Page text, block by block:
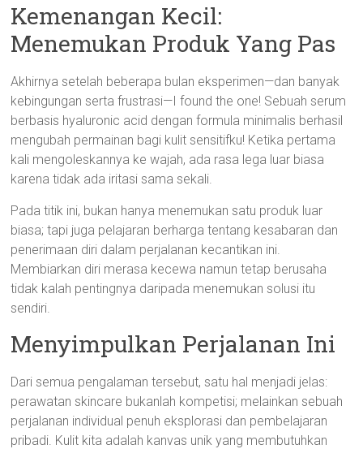
Kemenangan Kecil:
Menemukan Produk Yang Pas
Akhirnya setelah beberapa bulan eksperimen—dan banyak
kebingungan serta frustrasi—I found the one! Sebuah serum
berbasis hyaluronic acid dengan formula minimalis berhasil
mengubah permainan bagi kulit sensitifku! Ketika pertama
kali mengoleskannya ke wajah, ada rasa lega luar biasa
karena tidak ada iritasi sama sekali.
Pada titik ini, bukan hanya menemukan satu produk luar
biasa; tapi juga pelajaran berharga tentang kesabaran dan
penerimaan diri dalam perjalanan kecantikan ini.
Membiarkan diri merasa kecewa namun tetap berusaha
tidak kalah pentingnya daripada menemukan solusi itu
sendiri.
Menyimpulkan Perjalanan Ini
Dari semua pengalaman tersebut, satu hal menjadi jelas:
perawatan skincare bukanlah kompetisi; melainkan sebuah
perjalanan individual penuh eksplorasi dan pembelajaran
pribadi. Kulit kita adalah kanvas unik yang membutuhkan